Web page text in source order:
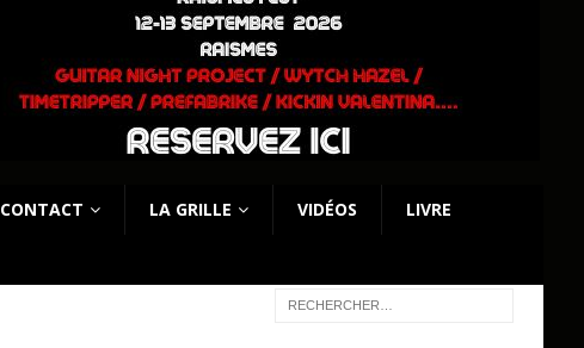
CONTACT LA GRILLE VIDÉOS LIVRE